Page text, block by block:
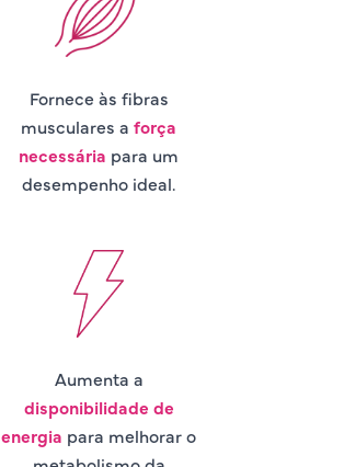
Fornece às fibras
musculares a força
necessária para um
desempenho ideal.
Aumenta a
disponibilidade de
energia para melhorar o